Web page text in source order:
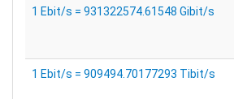
1 Ebit/s = 931322574.61548 Gibit/s
1 Ebit/s = 909494.70177293 Tibit/s